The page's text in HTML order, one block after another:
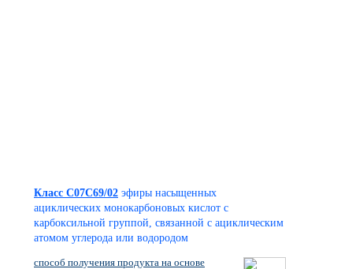
Класс C07C69/02 эфиры насыщенных
ациклических монокарбоновых кислот с
карбоксильной группой, связанной с ациклическим
атомом углерода или водородом
способ получения продукта на основе